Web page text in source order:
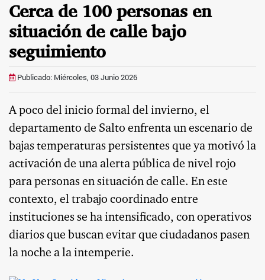
Cerca de 100 personas en
situación de calle bajo
seguimiento
Publicado: Miércoles, 03 Junio 2026
A poco del inicio formal del invierno, el
departamento de Salto enfrenta un escenario de
bajas temperaturas persistentes que ya motivó la
activación de una alerta pública de nivel rojo
para personas en situación de calle. En este
contexto, el trabajo coordinado entre
instituciones se ha intensificado, con operativos
diarios que buscan evitar que ciudadanos pasen
la noche a la intemperie.